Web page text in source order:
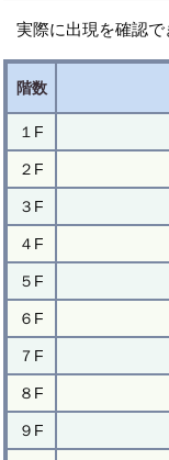
実際に出現を確認で
階数
１F
２F
３F
４F
５F
６F
７F
８F
９F